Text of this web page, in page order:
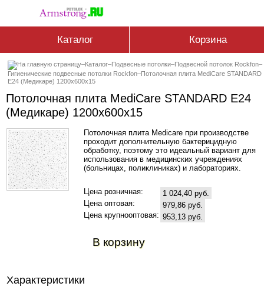
Каталог Корзина
–Каталог–Подвесные потолки–Подвесной потолок Rockfon–
Гигиенические подвесные потолки Rockfon–Потолочная плита MediCare STANDARD
E24 (Медикаре) 1200x600x15
Потолочная плита MediCare STANDARD E24
(Медикаре) 1200x600x15
Потолочная плита Medicare при производстве
проходит дополнительную бактерицидную
обработку, поэтому это идеальный вариант для
использования в медицинских учреждениях
(больницах, поликлиниках) и лабораториях.
Цена розничная:
1 024,40 руб.
Цена оптовая:
979,86 руб.
Цена крупнооптовая: 953,13 руб.
В корзину
Характеристики